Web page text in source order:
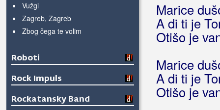
Vužgi
Zagreb, Zagreb
Zbog čega te volim
Roboti
Rock Impuls
Rockatansky Band
Marice
A di ti je
Otišo je
Marice
A di ti je
Otišo je